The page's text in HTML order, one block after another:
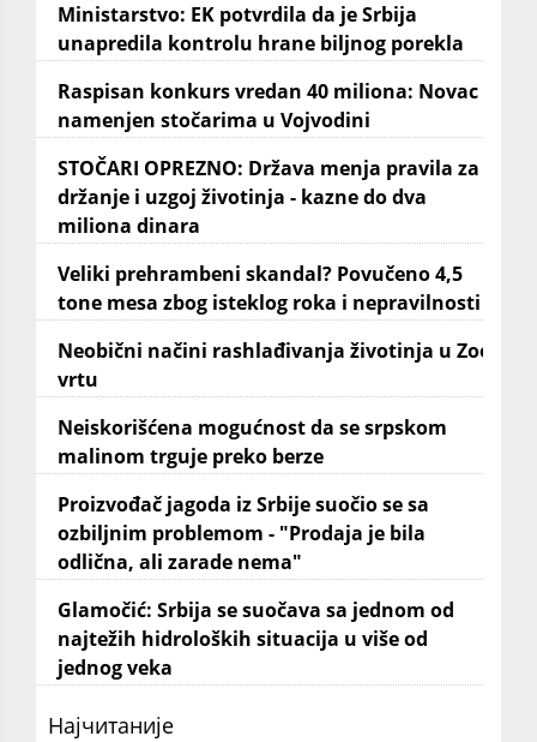
Ministarstvo: EK potvrdila da je Srbija
unapredila kontrolu hrane biljnog porekla
Raspisan konkurs vredan 40 miliona: Novac
namenjen stočarima u Vojvodini
STOČARI OPREZNO: Država menja pravila za
držanje i uzgoj životinja - kazne do dva
miliona dinara
Veliki prehrambeni skandal? Povučeno 4,5
tone mesa zbog isteklog roka i nepravilnosti
Neobični načini rashlađivanja životinja u Zoo
vrtu
Neiskorišćena mogućnost da se srpskom
malinom trguje preko berze
Proizvođač jagoda iz Srbije suočio se sa
ozbiljnim problemom - "Prodaja je bila
odlična, ali zarade nema"
Glamočić: Srbija se suočava sa jednom od
najtežih hidroloških situacija u više od
jednog veka
Најчитаније